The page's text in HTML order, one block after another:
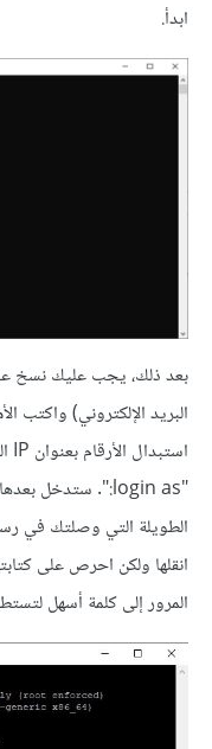
ابدأ.
البريد الإلكتروني) واكتب
الطويلة التي وصلتك في
انقلها ولكن احرص على
المرور إلى كلمة أسهل